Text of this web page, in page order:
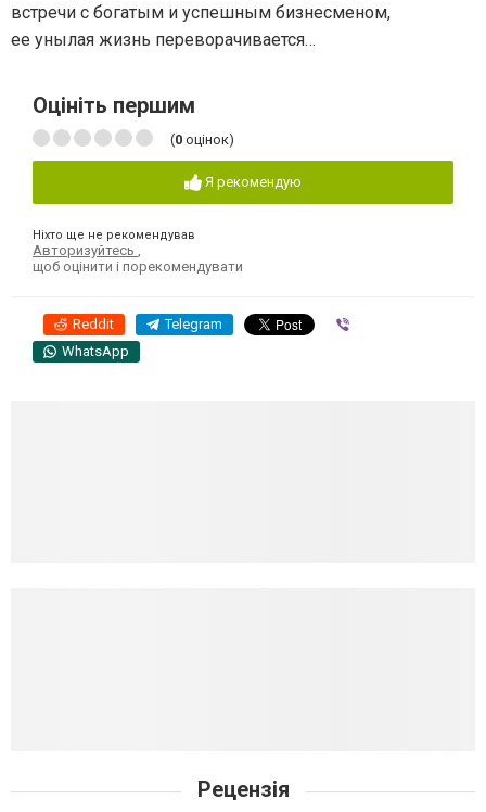
встречи с богатым и успешным бизнесменом,
ее унылая жизнь переворачивается…
Оцініть першим
(0 оцінок)
Я рекомендую
Ніхто ще не рекомендував
Авторизуйтесь ,
щоб оцінити і порекомендувати
Reddit Telegram
WhatsApp
Рецензія